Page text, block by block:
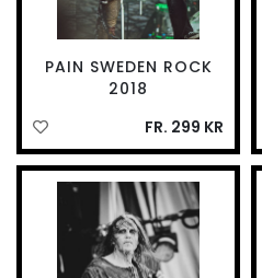
PAIN SWEDEN ROCK
2018
FR. 299 KR